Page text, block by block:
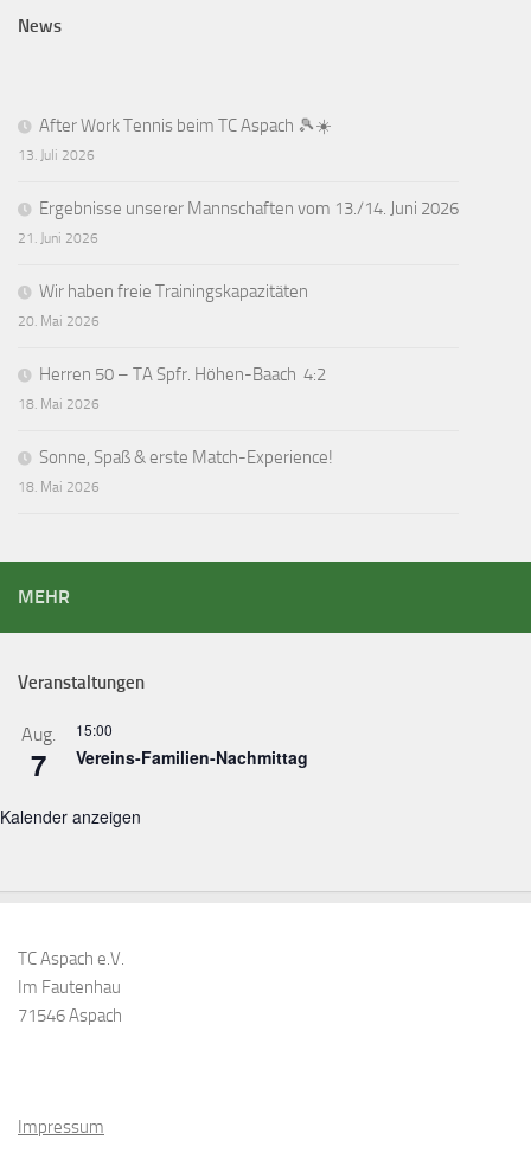
News
After Work Tennis beim TC Aspach 🎾☀️
13. Juli 2026
Ergebnisse unserer Mannschaften vom 13./14. Juni 2026
21. Juni 2026
Wir haben freie Trainingskapazitäten
20. Mai 2026
Herren 50 – TA Spfr. Höhen-Baach 4:2
18. Mai 2026
Sonne, Spaß & erste Match-Experience!
18. Mai 2026
MEHR
Veranstaltungen
Aug.
7
15:00
Vereins-Familien-Nachmittag
Kalender anzeigen
TC Aspach e.V.
Im Fautenhau
71546 Aspach
Impressum